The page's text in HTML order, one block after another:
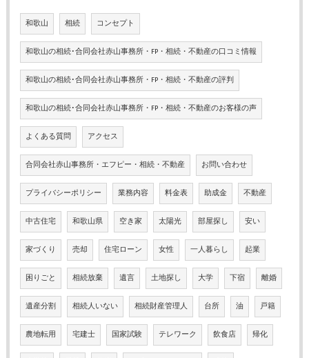
和歌山 相続 コンセプト
和歌山の相続･合同会社赤山事務所・FP・相続・不動産の口コミ情報
和歌山の相続･合同会社赤山事務所・FP・相続・不動産の評判
和歌山の相続･合同会社赤山事務所・FP・相続・不動産のお客様の声
よくある質問 アクセス
合同会社赤山事務所・エフピー・相続・不動産 お問い合わせ
プライバシーポリシー 業務内容 料金表 助成金 不動産
中古住宅 和歌山県 空き家 太陽光 部屋探し 安い
家づくり 売却 住宅ローン 女性 一人暮らし 起業
困りごと 相続放棄 遺言 土地探し 大学 下宿 離婚
遺産分割 相続人いない 相続財産管理人 台所 油 戸籍
農地転用 宅建士 国家試験 テレワーク 飲食店 帰化